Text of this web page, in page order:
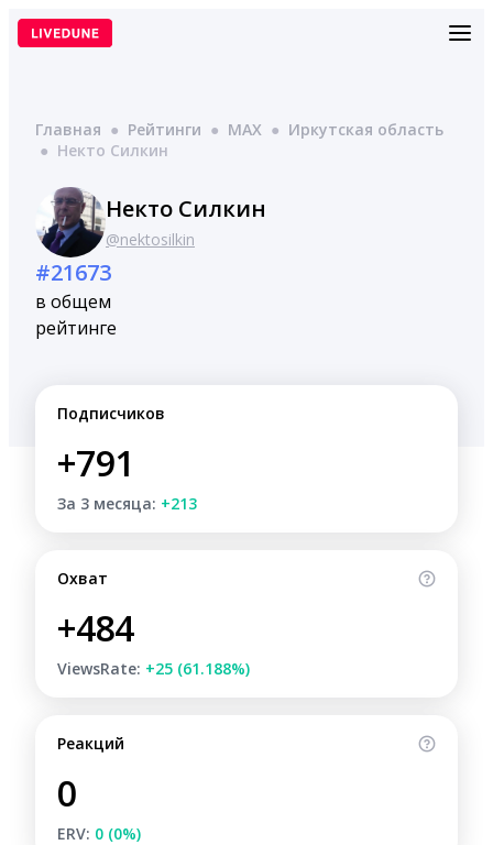
Перейти
Главная ● Рейтинги ● MAX ● Иркутская область
● Некто Силкин
Некто Силкин
@nektosilkin
#21673
в общем
рейтинге
Подписчиков
+791
За 3 месяца: +213
Охват
+484
ViewsRate: +25 (61.188%)
Реакций
0
ERV: 0 (0%)